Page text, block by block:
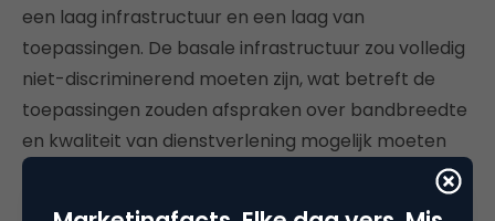
een laag infrastructuur en een laag van
toepassingen. De basale infrastructuur zou volledig
niet-discriminerend moeten zijn, wat betreft de
toepassingen zouden afspraken over bandbreedte
en kwaliteit van dienstverlening mogelijk moeten
zijn, aldus Jordan. Ook in zijn artikel zien we zorgen